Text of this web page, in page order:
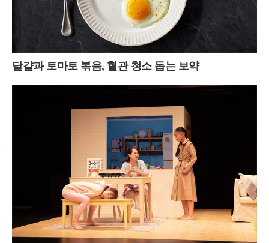
달걀과 토마토 볶음, 혈관 청소 돕는 보약